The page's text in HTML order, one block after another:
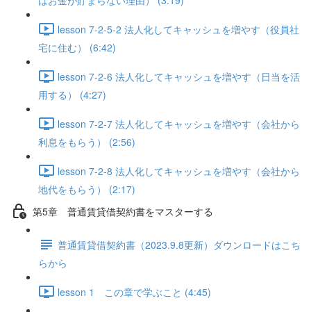
lesson 7-2-5-2 法人化してキャッシュを増やす（役員社
宅に住む） (6:42)
lesson 7-2-6 法人化してキャッシュを増やす（日当を活
用する） (4:27)
lesson 7-2-7 法人化してキャッシュを増やす（会社から
利息をもらう） (2:56)
lesson 7-2-8 法人化してキャッシュを増やす（会社から
地代をもらう） (2:17)
第5章 普通賃貸借契約書をマスターする
普通賃貸借契約書（2023.9.8更新）ダウンロードはこち
らから
lesson 1 この章で学ぶこと (4:45)